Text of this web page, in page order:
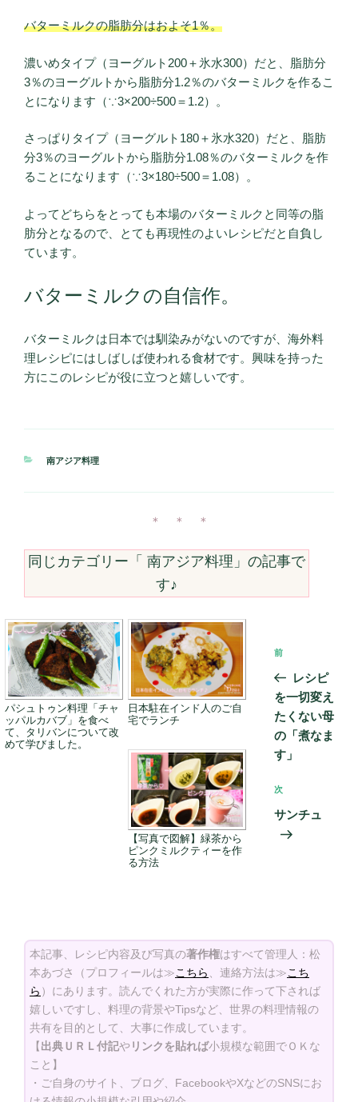
バターミルクの脂肪分はおよそ1％。
濃いめタイプ（ヨーグルト200＋氷水300）だと、脂肪分
3％のヨーグルトから脂肪分1.2％のバターミルクを作るこ
とになります（∵3×200÷500＝1.2）。
さっぱりタイプ（ヨーグルト180＋氷水320）だと、脂肪
分3％のヨーグルトから脂肪分1.08％のバターミルクを作
ることになります（∵3×180÷500＝1.08）。
よってどちらをとっても本場のバターミルクと同等の脂
肪分となるので、とても再現性のよいレシピだと自負し
ています。
バターミルクの自信作。
バターミルクは日本では馴染みがないのですが、海外料
理レシピにはしばしば使われる食材です。興味を持った
方にこのレシピが役に立つと嬉しいです。
カ
南アジア料理
＊ ＊ ＊
同じカテゴリー「 南アジア料理 」の記事で
す♪
パシュトゥン料理「チャ
ッパルカバブ」を食べ
て、タリバンについて改
めて学びました。
日本駐在インド人のご自
宅でランチ
【写真で図解】緑茶から
ピンクミルクティーを作
る方法
投
稿
ナ
ビ
ゲ
ー
前
の
投
稿
前
レシピ
を一切変え
たくない母
の「煮なま
す」
次
の
次
サンチュ
本記事、レシピ内容及び写真の著作権はすべて管理人：松
本あづさ（プロフィールは≫こちら 、連絡方法は≫こち
ら ）にあります。読んでくれた方が実際に作って下されば
嬉しいですし、料理の背景やTipsなど、世界の料理情報の
共有を目的として、大事に作成しています。
【出典ＵＲＬ付記やリンクを貼れば小規模な範囲でＯＫな
こと】
・ご自身のサイト、ブログ、FacebookやXなどのSNSにお